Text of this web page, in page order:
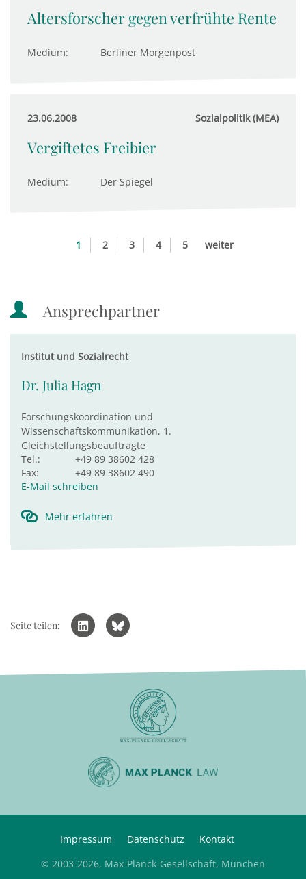
Altersforscher gegen verfrühte Rente
Medium: Berliner Morgenpost
23.06.2008 Sozialpolitik (MEA)
Vergiftetes Freibier
Medium: Der Spiegel
1 2 3 4 5 weiter
Ansprechpartner
Institut und Sozialrecht
Dr. Julia Hagn
Forschungskoordination und
Wissenschaftskommunikation, 1.
Gleichstellungsbeauftragte
Tel.:
+49 89 38602 428
Fax:
+49 89 38602 490
E-Mail schreiben
Mehr erfahren
Seite teilen:
Impressum Datenschutz
Kontakt
© 2003-2026, Max-Planck-Gesellschaft, München